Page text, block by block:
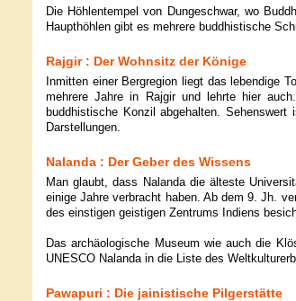
Die Höhlentempel von Dungeschwar, wo
Haupthöhlen gibt es mehrere buddhistische
Rajgir : Der Wohnsitz der Könige
Inmitten einer Bergregion liegt das lebendige
mehrere Jahre in Rajgir und lehrte hier
buddhistische Konzil abgehalten.
Darstellungen.
Nalanda : Der Geber des Wissens
Man glaubt, dass Nalanda die älteste
einige Jahre verbracht haben. Ab dem 9. Jh.
des einstigen geistigen Zentrums Indiens
Das archäologische Museum wie auch die
UNESCO Nalanda in die Liste des
Pawapuri : Die jainistische Pilgerstätte